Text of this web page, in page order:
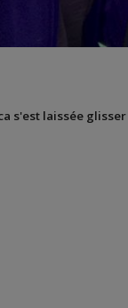
s'est laissée